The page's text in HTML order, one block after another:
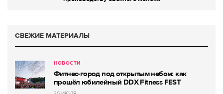
СВЕЖИЕ МАТЕРИАЛЫ
НОВОСТИ
Фитнес-город под открытым небом: как
прошёл юбилейный DDX Fitness FEST